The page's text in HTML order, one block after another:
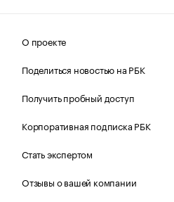
О проекте
Поделиться новостью на РБК
Получить пробный доступ
Корпоративная подписка РБК
Стать экспертом
Отзывы о вашей компании